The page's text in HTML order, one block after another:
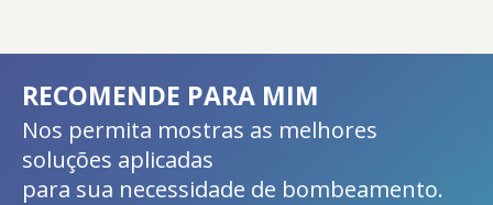
RECOMENDE PARA MIM
Nos permita mostras as melhores
soluções aplicadas
para sua necessidade de bombeamento.